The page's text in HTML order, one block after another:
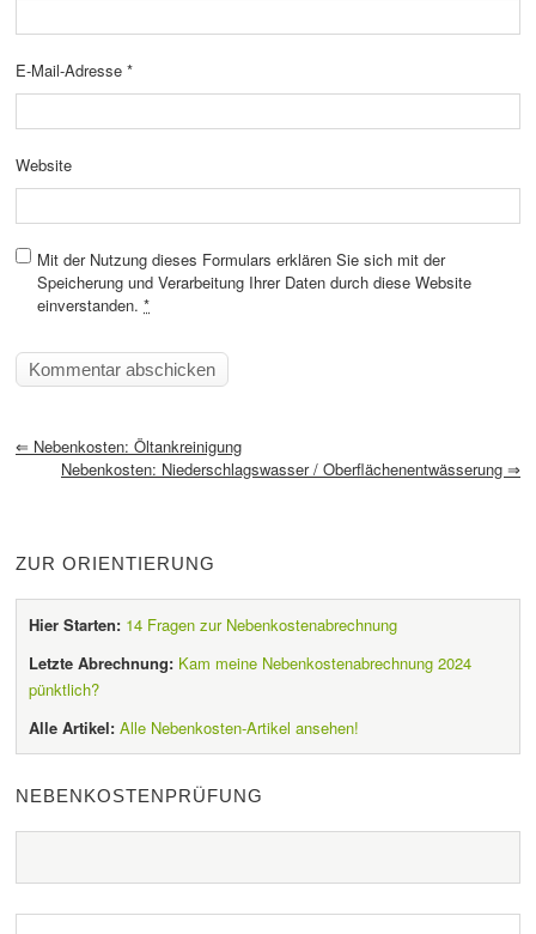
E-Mail-Adresse *
Website
Mit der Nutzung dieses Formulars erklären Sie sich mit der
Speicherung und Verarbeitung Ihrer Daten durch diese Website
einverstanden. *
⇐ Nebenkosten: Öltankreinigung
Nebenkosten: Niederschlagswasser / Oberflächenentwässerung ⇒
ZUR ORIENTIERUNG
Hier Starten: 14 Fragen zur Nebenkostenabrechnung
Letzte Abrechnung: Kam meine Nebenkostenabrechnung 2024
pünktlich?
Alle Artikel: Alle Nebenkosten-Artikel ansehen!
NEBENKOSTENPRÜFUNG